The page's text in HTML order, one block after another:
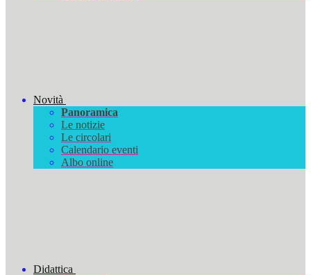
Novità
Panoramica
Le notizie
Le circolari
Calendario eventi
Albo online
Didattica